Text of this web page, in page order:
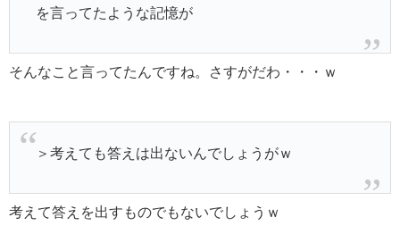
を言ってたような記憶が
そんなこと言ってたんですね。さすがだわ・・・ｗ
＞考えても答えは出ないんでしょうがｗ
考えて答えを出すものでもないでしょうｗ